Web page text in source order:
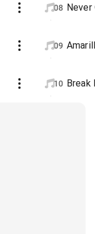
08 Never
09
10 Break